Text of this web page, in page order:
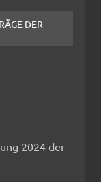
DER
2024 der